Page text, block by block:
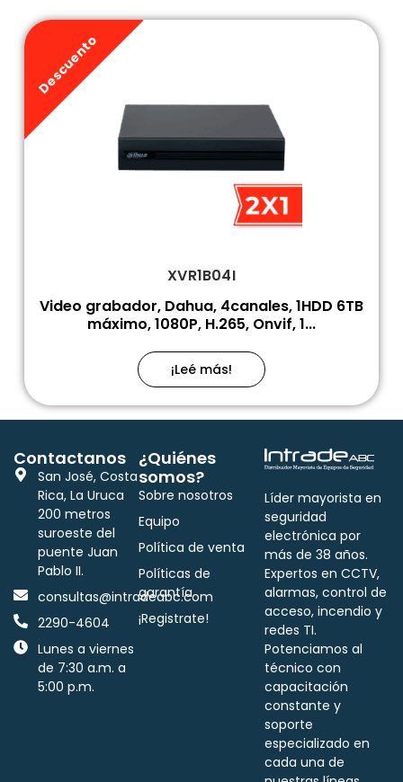
Descuento
XVR1B04I
Video grabador, Dahua, 4canales, 1HDD 6TB
máximo, 1080P, H.265, Onvif, 1...
¡Leé más!
Líder mayorista en
seguridad
electrónica por
más de 38 años.
Expertos en CCTV,
alarmas, control de
acceso, incendio y
redes TI.
Potenciamos al
técnico con
capacitación
constante y
soporte
especializado en
cada una de
¿Quiénes
somos?
Sobre nosotros
Equipo
Política de venta
Políticas de
garantía
¡Registrate!
Contactanos
San José, Costa
Rica, La Uruca
200 metros
suroeste del
puente Juan
Pablo II.
consultas@intradeabc.com
2290-4604
Lunes a viernes
de 7:30 a.m. a
5:00 p.m.